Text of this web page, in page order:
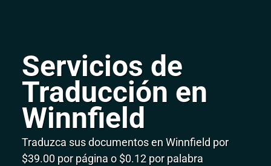
Servicios de
Traducción en
Winnfield
Traduzca sus documentos en Winnfield por
$39.00 por página o $0.12 por palabra